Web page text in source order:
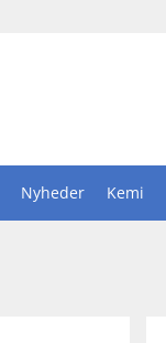
Nyheder Kemi